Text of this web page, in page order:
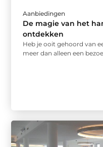
Aanbiedingen
De magie van het
ontdekken
Heb je ooit gehoord van
meer dan alleen een